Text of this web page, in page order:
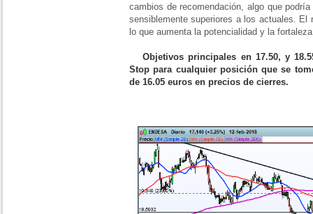
cambios de recomendación, algo que
sensiblemente superiores a los actuales.
lo que aumenta la potencialidad y la
Objetivos principales en 17.50, y
Stop para cualquier posición que se
de 16.05 euros en precios de cierres.